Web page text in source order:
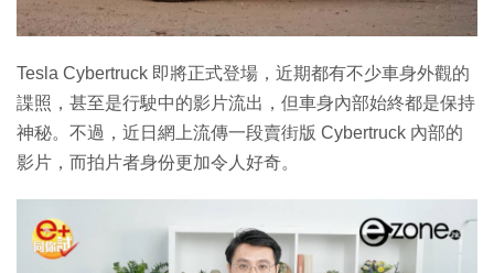
Tesla Cybertruck 即將正式登場，近期都有不少車身外觀的
諜照，甚至是行駛中的影片流出，但車身內部始終都是保持
神秘。不過，近日網上流傳一段賣街版 Cybertruck 內部的
影片，而拍片者身份更加令人好奇。